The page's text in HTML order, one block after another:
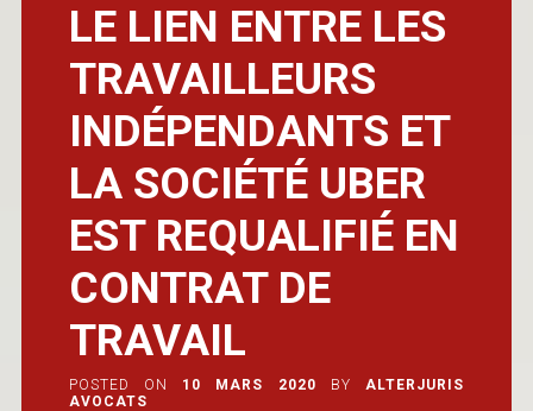
LE LIEN ENTRE LES
TRAVAILLEURS
INDÉPENDANTS ET
LA SOCIÉTÉ UBER
EST REQUALIFIÉ EN
CONTRAT DE
TRAVAIL
POSTED ON 10 MARS 2020 BY
ALTERJURIS
AVOCATS